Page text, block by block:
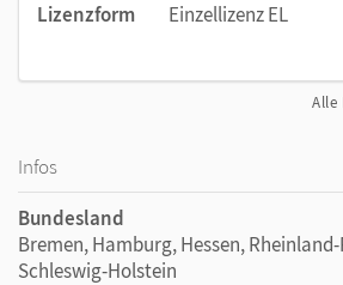
Lizenzform
Einzellizenz EL
Alle
Infos
Bundesland
Bremen, Hamburg, Hessen,
Schleswig-Holstein